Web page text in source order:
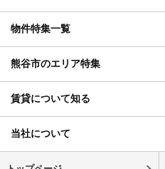
物件特集一覧
熊谷市のエリア特集
賃貸について知る
当社について